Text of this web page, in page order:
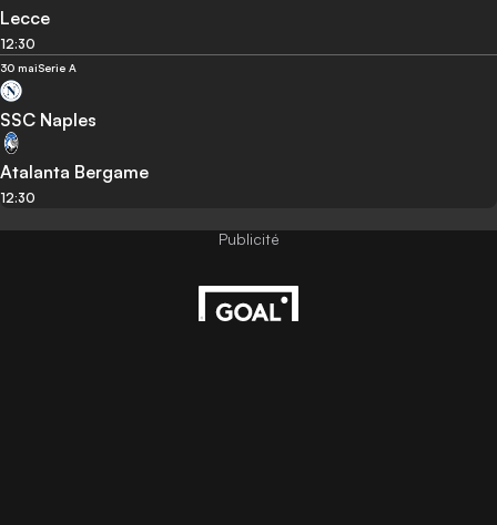
Lecce
12:30
30 maiSerie A
SSC Naples
Atalanta Bergame
12:30